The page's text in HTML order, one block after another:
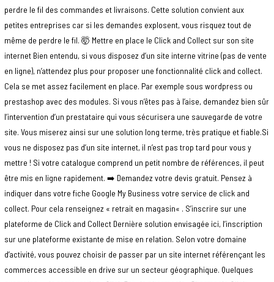
perdre le fil des commandes et livraisons. Cette solution convient aux
petites entreprises car si les demandes explosent, vous risquez tout de
même de perdre le fil. 🤯 Mettre en place le Click and Collect sur son site
internet Bien entendu, si vous disposez d’un site interne vitrine (pas de vente
en ligne), n’attendez plus pour proposer une fonctionnalité click and collect.
Cela se met assez facilement en place. Par exemple sous wordpress ou
prestashop avec des modules. Si vous n’êtes pas à l’aise, demandez bien sûr
l’intervention d’un prestataire qui vous sécurisera une sauvegarde de votre
site. Vous miserez ainsi sur une solution long terme, très pratique et fiable.Si
vous ne disposez pas d’un site internet, il n’est pas trop tard pour vous y
mettre ! Si votre catalogue comprend un petit nombre de références, il peut
être mis en ligne rapidement. ➡️ Demandez votre devis gratuit. Pensez à
indiquer dans votre fiche Google My Business votre service de click and
collect. Pour cela renseignez « retrait en magasin« . S’inscrire sur une
plateforme de Click and Collect Dernière solution envisagée ici, l’inscription
sur une plateforme existante de mise en relation. Selon votre domaine
d’activité, vous pouvez choisir de passer par un site internet référençant les
commerces accessible en drive sur un secteur géographique. Quelques